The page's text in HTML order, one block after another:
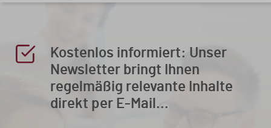
Kostenlos informiert: Unser
Newsletter bringt Ihnen
regelmäßig relevante Inhalte
direkt per E-Mail...